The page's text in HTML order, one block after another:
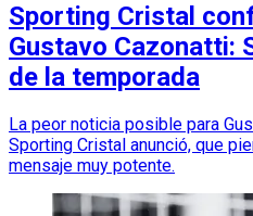
Sporting Cristal
Gustavo Cazonatti:
de la temporada
La peor noticia posible para
Sporting Cristal anunció, que
mensaje muy potente.